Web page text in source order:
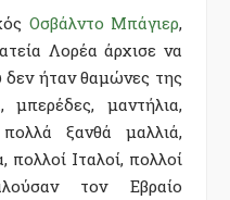
Οσβάλντο Μπάγιερ,
Λορέα άρχισε να
ήταν θαμώνες της
μαντήλια,
ξανθά μαλλιά,
Ιταλοί, πολλοί
τον Εβραίο